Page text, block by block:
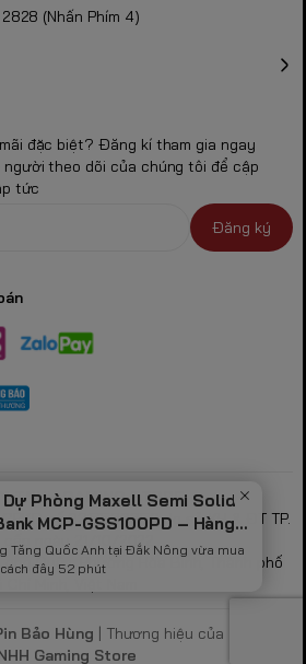
(Nhấn Phím 4)
đặc biệt? Đăng kí tham gia ngay
theo dõi của chúng tôi để cập
tức
Đăng ký
TNHH GAMING STORE
số 0317530856 do sở KH & ĐT TP.
cấp ngày 21/10/2022
Quân, Phường Hòa Bình, Thành phố
Bảo Hùng | Thương hiệu của
Gaming Store
Phòng Maxell Semi Solid
MCP-GSS100PD – Hàng
Tăng Quốc Anh tại Đắk Nông vừa mua
đây 52 phút